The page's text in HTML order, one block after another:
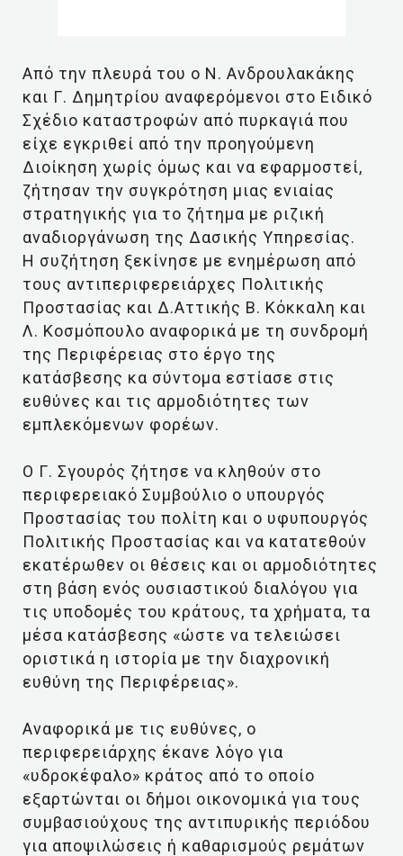
Από την πλευρά του ο Ν. Ανδρουλακάκης
και Γ. Δημητρίου αναφερόμενοι στο Ειδικό
Σχέδιο καταστροφών από πυρκαγιά που
είχε εγκριθεί από την προηγούμενη
Διοίκηση χωρίς όμως και να εφαρμοστεί,
ζήτησαν την συγκρότηση μιας ενιαίας
στρατηγικής για το ζήτημα με ριζική
αναδιοργάνωση της Δασικής Υπηρεσίας.
Η συζήτηση ξεκίνησε με ενημέρωση από
τους αντιπεριφερειάρχες Πολιτικής
Προστασίας και Δ.Αττικής Β. Κόκκαλη και
Λ. Κοσμόπουλο αναφορικά με τη συνδρομή
της Περιφέρειας στο έργο της
κατάσβεσης κα σύντομα εστίασε στις
ευθύνες και τις αρμοδιότητες των
εμπλεκόμενων φορέων.
Ο Γ. Σγουρός ζήτησε να κληθούν στο
περιφερειακό Συμβούλιο ο υπουργός
Προστασίας του πολίτη και ο υφυπουργός
Πολιτικής Προστασίας και να κατατεθούν
εκατέρωθεν οι θέσεις και οι αρμοδιότητες
στη βάση ενός ουσιαστικού διαλόγου για
τις υποδομές του κράτους, τα χρήματα, τα
μέσα κατάσβεσης «ώστε να τελειώσει
οριστικά η ιστορία με την διαχρονική
ευθύνη της Περιφέρειας».
Αναφορικά με τις ευθύνες, ο
περιφερειάρχης έκανε λόγο για
«υδροκέφαλο» κράτος από το οποίο
εξαρτώνται οι δήμοι οικονομικά για τους
συμβασιούχους της αντιπυρικής περιόδου
για αποψιλώσεις ή καθαρισμούς ρεμάτων